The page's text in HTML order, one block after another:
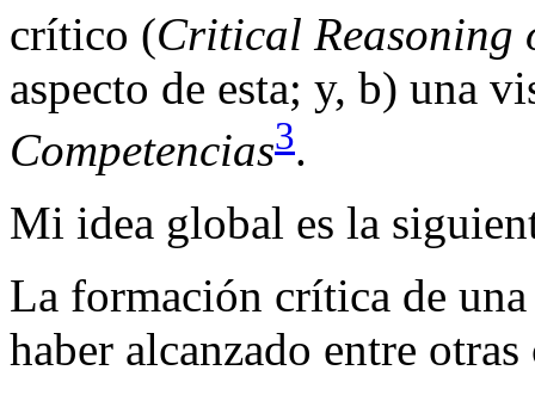
crítico (Critical
aspecto de esta; y, b) una
Competencias3.
Mi idea global es la
La formación crítica de
haber alcanzado entre otras